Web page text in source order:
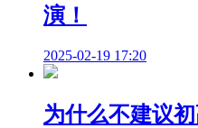
演！
2025-02-19 17:20
为什么不建议